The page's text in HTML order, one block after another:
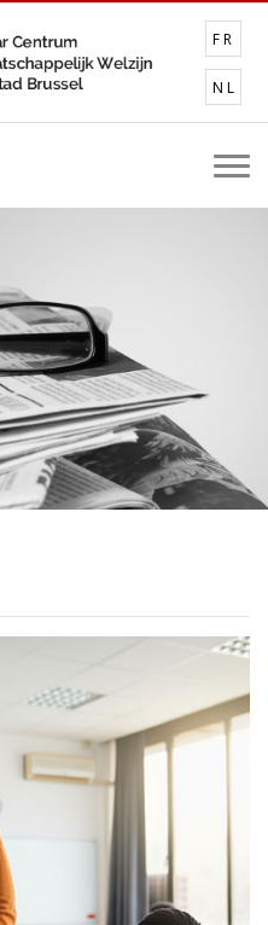
FR
NL